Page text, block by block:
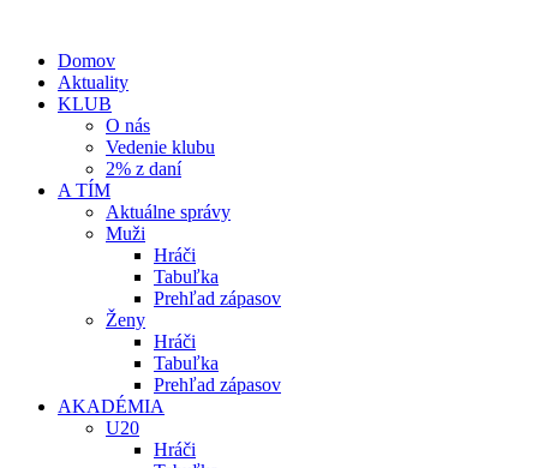
Domov
Aktuality
KLUB
O nás
Vedenie klubu
2% z daní
A TÍM
Aktuálne správy
Muži
Hráči
Tabuľka
Prehľad zápasov
Ženy
Hráči
Tabuľka
Prehľad zápasov
AKADÉMIA
U20
Hráči